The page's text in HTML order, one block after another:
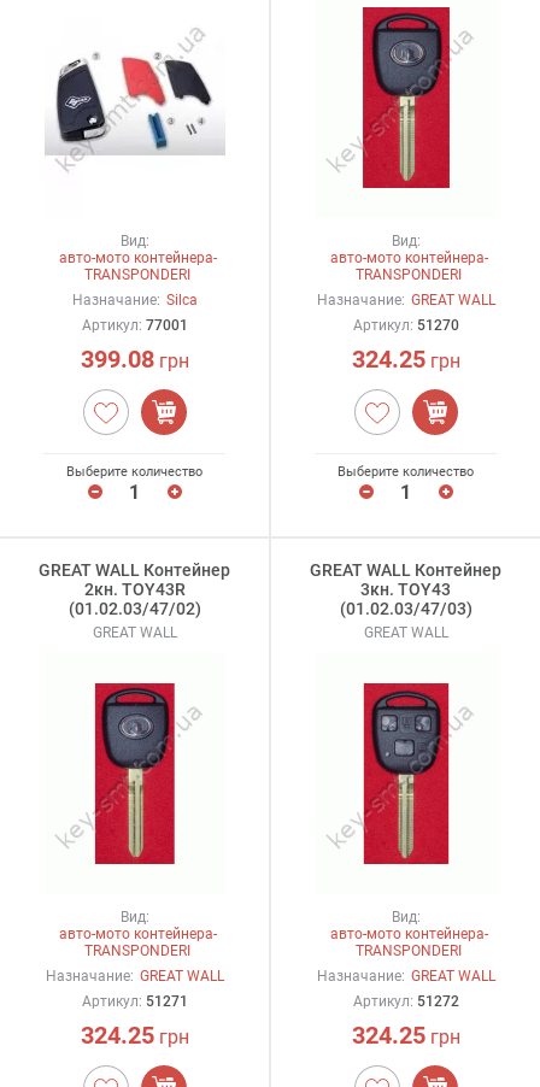
Вид:
авто-мото контейнера-
TRANSPONDERI
Назначание: Silca
Артикул: 77001
399.08грн
Выберите количество
Вид:
авто-мото контейнера-
TRANSPONDERI
Назначание: GREAT WALL
Артикул: 51270
324.25грн
Выберите количество
GREAT WALL Контейнер
2кн. TOY43R
(01.02.03/47/02)
GREAT WALL
Вид:
авто-мото контейнера-
TRANSPONDERI
Назначание: GREAT WALL
Артикул: 51271
324.25грн
GREAT WALL Контейнер
3кн. TOY43
(01.02.03/47/03)
GREAT WALL
Вид:
авто-мото контейнера-
TRANSPONDERI
Назначание: GREAT WALL
Артикул: 51272
324.25грн